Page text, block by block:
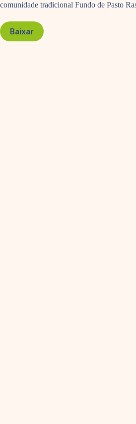
comunidade tradicional Fundo de Pasto
Baixar